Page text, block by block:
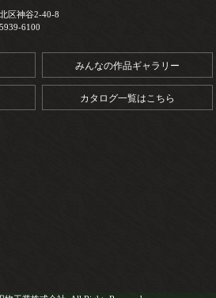
区神谷2-40-8
6100
みんなの作品ギャラリー
カタログ一覧はこちら